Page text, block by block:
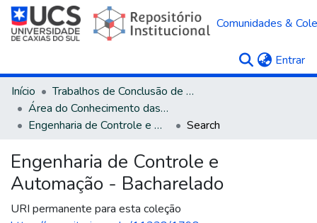
Comunidades &
Entrar
Início
Trabalhos de Conclusão de Curso
Área do Conhecimento das Engenharias
Engenharia de Controle e Automação - Bacharelado
Search
Engenharia de Controle e
Automação - Bacharelado
URI permanente para esta coleção